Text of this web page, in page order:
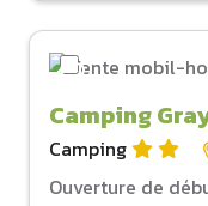
Camping
Camping
Ouverture de